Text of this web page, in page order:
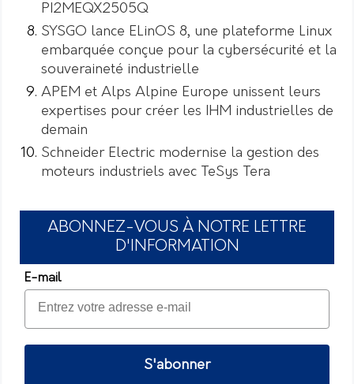
PI2MEQX2505Q
SYSGO lance ELinOS 8, une plateforme Linux
embarquée conçue pour la cybersécurité et la
souveraineté industrielle
APEM et Alps Alpine Europe unissent leurs
expertises pour créer les IHM industrielles de
demain
Schneider Electric modernise la gestion des
moteurs industriels avec TeSys Tera
ABONNEZ-VOUS À NOTRE LETTRE
D'INFORMATION
E-mail
S'abonner